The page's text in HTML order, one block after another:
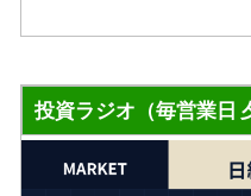
投資ラジオ（毎営業日